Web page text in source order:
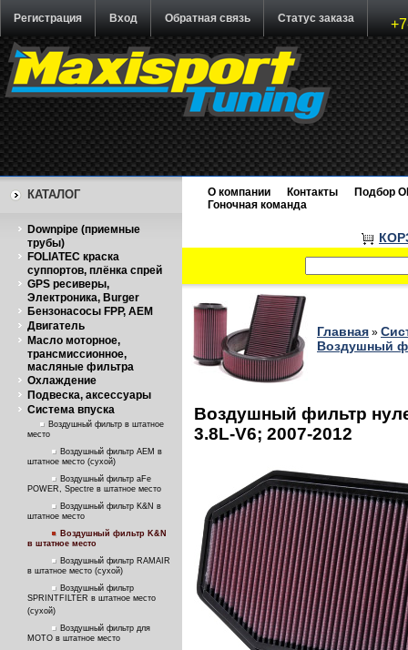
Регистрация Вход Обратная связь Статус заказа
КАТАЛОГ
Downpipe (приемные
трубы)
FOLIATEC краска
суппортов, плёнка спрей
GPS ресиверы,
Электроника, Burger
Бензонасосы FPP, AEM
Двигатель
Масло моторное,
трансмиссионное,
масляные фильтра
Охлаждение
Подвеска, аксессуары
Система впуска
Воздушный фильтр в штатное
место
Воздушный фильтр AEM в
штатное место (сухой)
Воздушный фильтр aFe
POWER, Spectre в штатное место
Воздушный фильтр K&N в
штатное место
Воздушный фильтр K&N
в штатное место
Воздушный фильтр RAMAIR
в штатное место (сухой)
Воздушный фильтр
SPRINTFILTER в штатное место
(сухой)
Воздушный фильтр для
МОТО в штатное место
О компании Контакты
Подбор
Гоночная команда
Главная »
Воздушный
Воздушный фильтр
3.8L-V6; 2007-2012